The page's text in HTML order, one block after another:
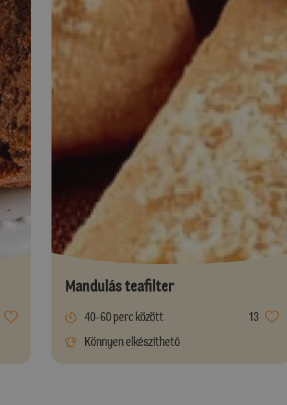
Mandulás teafilter
40-60 perc között
13
Könnyen elkészíthető